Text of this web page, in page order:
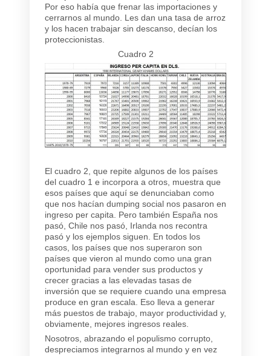
Por eso había que frenar las importaciones y
cerrarnos al mundo. Les dan una tasa de arroz
y los hacen trabajar sin descanso, decían los
proteccionistas.
Cuadro 2
El cuadro 2, que repite algunos de los países
del cuadro 1 e incorpora a otros, muestra que
esos países que aquí se denunciaban como
que nos hacían dumping social nos pasaron en
ingreso per capita. Pero también España nos
pasó, Chile nos pasó, Irlanda nos recontra
pasó y los ejemplos siguen. En todos los
casos, los países que nos superaron son
países que vieron al mundo como una gran
oportunidad para vender sus productos y
crecer gracias a las elevadas tasas de
inversión que se requiere cuando una empresa
produce en gran escala. Eso lleva a generar
más puestos de trabajo, mayor productividad y,
obviamente, mejores ingresos reales.
Nosotros, abrazando el populismo corrupto,
despreciamos integrarnos al mundo y en vez